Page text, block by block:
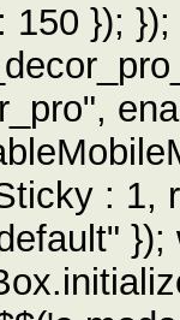
});
: 1,